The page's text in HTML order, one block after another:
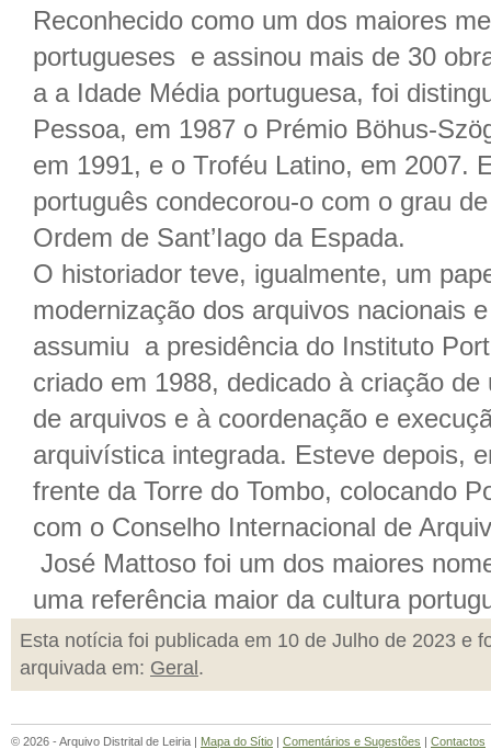
Reconhecido como um dos maiores
portugueses e assinou mais de 30
a a Idade Média portuguesa, foi
Pessoa, em 1987 o Prémio Böhus-
em 1991, e o Troféu Latino, em 2007.
português condecorou-o com o grau
Ordem de Sant’Iago da Espada.
O historiador teve, igualmente, um
modernização dos arquivos nacionais
assumiu a presidência do Instituto
criado em 1988, dedicado à criação
de arquivos e à coordenação e
arquivística integrada. Esteve depois,
frente da Torre do Tombo, colocando
com o Conselho Internacional de
José Mattoso foi um dos maiores
uma referência maior da cultura
Esta notícia foi publicada em 10 de Julho de 2023 e
arquivada em: Geral .
© 2026 - Arquivo Distrital de Leiria | Mapa do Sítio | Comentários e Sugestões | Contactos